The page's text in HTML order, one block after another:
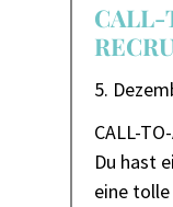
5.
CALL-
CALL-
Du hast
eine